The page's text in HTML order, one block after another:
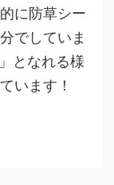
に防草シー
でしていま
となれる様
います！